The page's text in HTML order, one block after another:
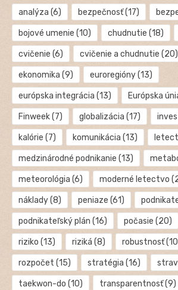
analýza (6) bezpečnosť(17)
bojové umenie (10) chudnutie (18)
cvičenie (6) cvičenie a chudnutie (20)
ekonomika (9) euroregióny(13)
európska integrácia (13) Európska
Finweek(7) globalizácia (17)
kalórie (7) komunikácia (13)
medzinárodné podnikanie (13)
meteorológia (6) moderné letectvo
náklady(8) peniaze (61)
podnikateľský plán (16) počasie (20)
riziko (13) riziká (8) robustnosť
rozpočet (15) stratégia (16)
taekwon-do (10) transparentnosť(9)